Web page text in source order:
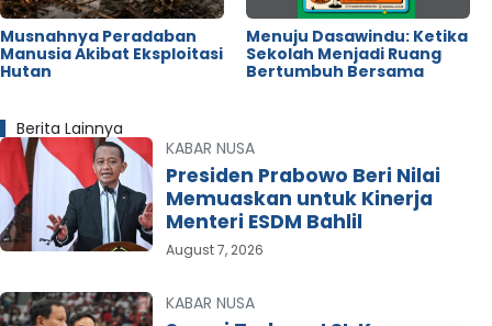
Musnahnya Peradaban
Manusia Akibat Eksploitasi
Hutan
Menuju Dasawindu: Ketika
Sekolah Menjadi Ruang
Bertumbuh Bersama
Berita Lainnya
KABAR NUSA
Presiden Prabowo Beri Nilai
Memuaskan untuk Kinerja
Menteri ESDM Bahlil
August 7, 2026
KABAR NUSA